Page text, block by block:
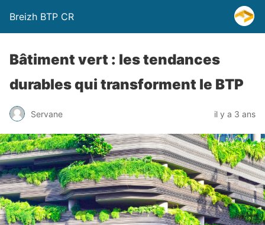
Breizh BTP CR
Bâtiment vert : les tendances
durables qui transforment le BTP
Servane il y a 3 ans